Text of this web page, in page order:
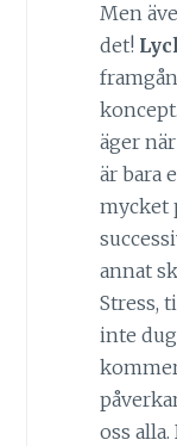
Men
det!
äger
är bara
mycket
annat
Stress,
inte
oss